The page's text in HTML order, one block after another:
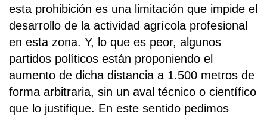
esta prohibición es una limitación que impide el
desarrollo de la actividad agrícola profesional
en esta zona. Y, lo que es peor, algunos
partidos políticos están proponiendo el
aumento de dicha distancia a 1.500 metros de
forma arbitraria, sin un aval técnico o científico
que lo justifique. En este sentido pedimos